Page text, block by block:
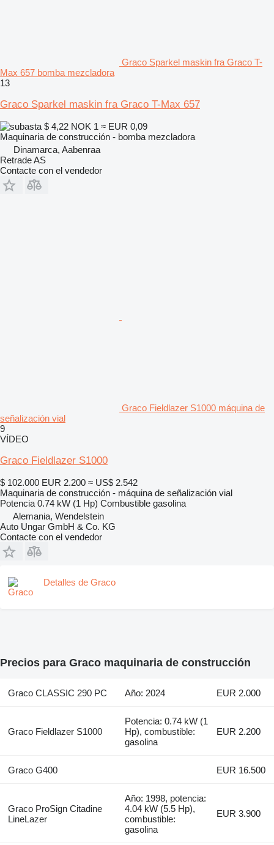
Graco Sparkel maskin fra Graco T-
Max 657 bomba mezcladora
13
Graco Sparkel maskin fra Graco T-Max 657
$ 4,22 NOK 1 ≈ EUR 0,09
Maquinaria de construcción - bomba mezcladora
Dinamarca, Aabenraa
Retrade AS
Contacte con el vendedor
Graco Fieldlazer S1000 máquina de
señalización vial
9
VÍDEO
Graco Fieldlazer S1000
$ 102.000 EUR 2.200 ≈ US$ 2.542
Maquinaria de construcción - máquina de señalización vial
Potencia 0.74 kW (1 Hp) Combustible gasolina
Alemania, Wendelstein
Auto Ungar GmbH & Co. KG
Contacte con el vendedor
Detalles de Graco
Precios para Graco maquinaria de construcción
Graco CLASSIC 290 PC Año: 2024 EUR 2.000
Graco Fieldlazer S1000
Potencia: 0.74 kW (1
Hp), combustible:
gasolina
EUR 2.200
Graco G400 EUR 16.500
Graco ProSign Citadine
LineLazer
Año: 1998, potencia:
4.04 kW (5.5 Hp),
combustible:
gasolina
EUR 3.900